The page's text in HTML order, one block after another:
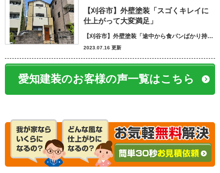
【刈谷市】外壁塗装「スゴくキレイに
仕上がって大変満足」
【刈谷市】外壁塗装「途中から食パンばかり持ってきてパン屋さんかと思いました笑」
2023.07.16 更新
愛知建装のお客様の声一覧はこちら